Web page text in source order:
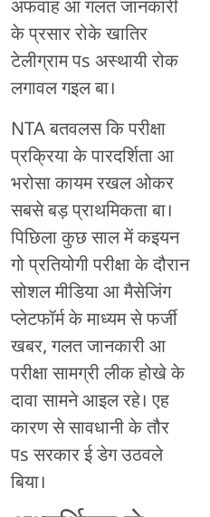
अफवाह आ गलत जानकारी
के प्रसार रोके खातिर
टेलीग्राम पs अस्थायी रोक
लगावल गइल बा।
NTA बतवलस कि परीक्षा
प्रक्रिया के पारदर्शिता आ
भरोसा कायम रखल ओकर
सबसे बड़ प्राथमिकता बा।
पिछिला कुछ साल में कइयन
गो प्रतियोगी परीक्षा के दौरान
सोशल मीडिया आ मैसेजिंग
प्लेटफॉर्म के माध्यम से फर्जी
खबर, गलत जानकारी आ
परीक्षा सामग्री लीक होखे के
दावा सामने आइल रहे। एह
कारण से सावधानी के तौर
पs सरकार ई डेग उठवले
बिया।